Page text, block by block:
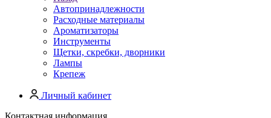
Автопринадлежности
Расходные материалы
Ароматизаторы
Инструменты
Щетки, скребки, дворники
Лампы
Крепеж
Личный кабинет
Контактная информация